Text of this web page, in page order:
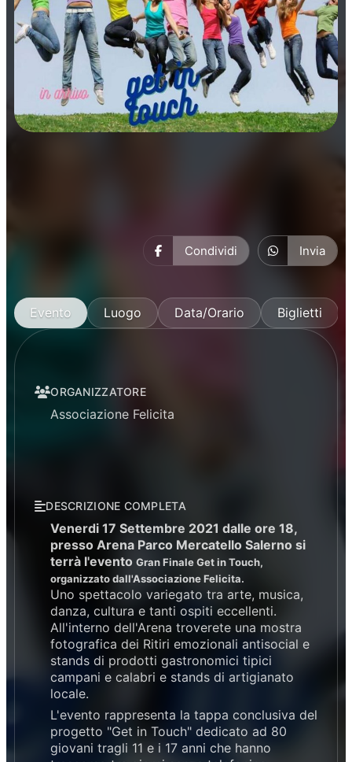
Condividi Invia
Evento Luogo Data/Orario Biglietti
ORGANIZZATORE
Associazione Felicita
DESCRIZIONE COMPLETA
Venerdi 17 Settembre 2021 dalle ore 18,
presso Arena Parco Mercatello Salerno si
terrà l'evento Gran Finale Get in Touch,
organizzato dall'Associazione Felicita.
Uno spettacolo variegato tra arte, musica,
danza, cultura e tanti ospiti eccellenti.
All'interno dell'Arena troverete una mostra
fotografica dei Ritiri emozionali antisocial e
stands di prodotti gastronomici tipici
campani e calabri e stands di artigianato
locale.
L'evento rappresenta la tappa conclusiva del
progetto "Get in Touch" dedicato ad 80
giovani tragli 11 e i 17 anni che hanno